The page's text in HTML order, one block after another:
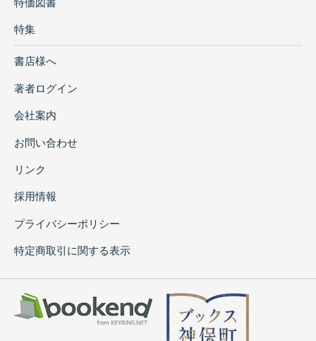
特価図書
特集
書店様へ
著者ログイン
会社案内
お問い合わせ
リンク
採用情報
プライバシーポリシー
特定商取引に関する表示